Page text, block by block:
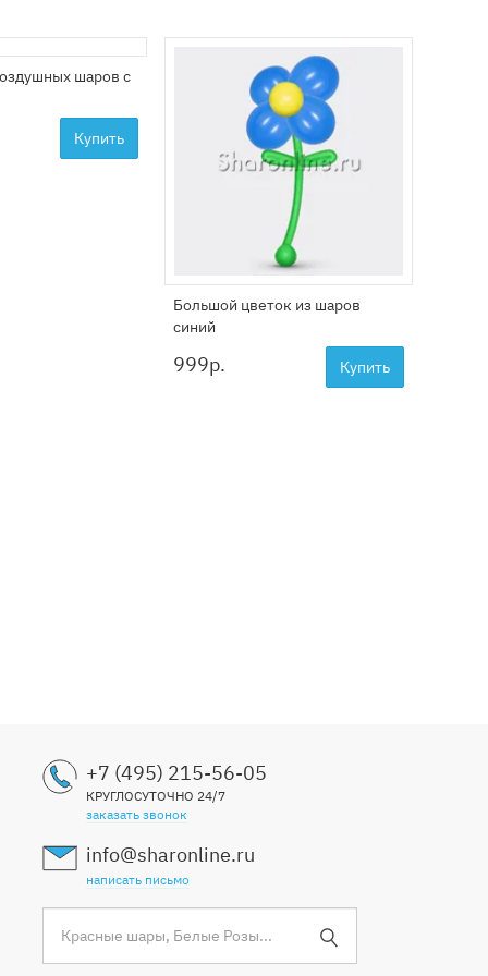
шаров с
Купить
Большой цветок из шаров
синий
999р. Купить
+7 (495) 215-56-05
КРУГЛОСУТОЧНО 24/7
заказать звонок
info@sharonline.ru
написать письмо